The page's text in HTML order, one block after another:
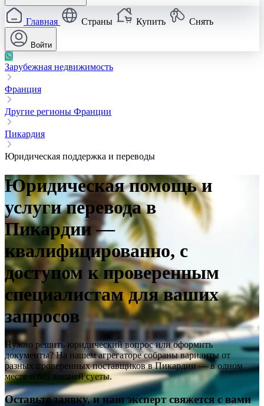
Главная Страны Купить Снять
Войти
Зарубежная недвижимость
Франция
Другие регионы Франции
Пикардия
Юридическая поддержка и переводы
Юридическая помощь и
услуги перевода в
Пикардии —
квалифицированно, с
доступом к проверенным
специалистам для ваших
запросов
Нужно решить юридический вопрос или оформить
документы? На нашем агрегаторе собраны варианты от
разных проверенных поставщиков в Пикардии — в одном
месте и без лишней суеты.
Оставьте заявку, и наш эксперт свяжется с вами